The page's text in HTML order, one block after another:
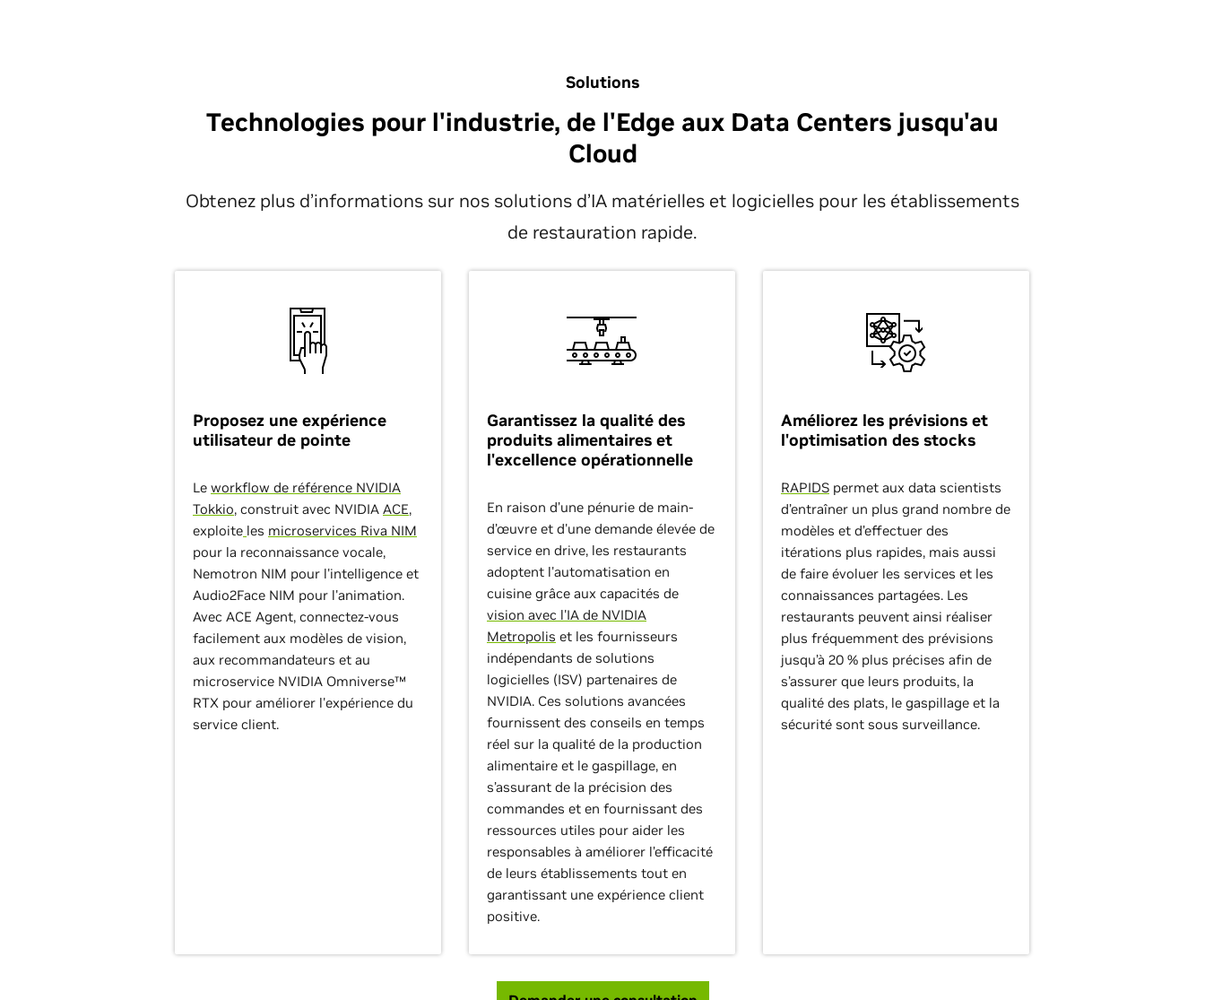
Solutions
Technologies pour l'industrie, de l'Edge aux Data Centers jusqu'au
Cloud
Obtenez plus d’informations sur nos solutions d’IA matérielles et logicielles pour les établissements
de restauration rapide.
Proposez une expérience
utilisateur de pointe
Le workflow de référence NVIDIA
Tokkio, construit avec NVIDIA ACE,
exploite les microservices Riva NIM
pour la reconnaissance vocale,
Nemotron NIM pour l'intelligence et
Audio2Face NIM pour l'animation.
Avec ACE Agent, connectez-vous
facilement aux modèles de vision,
aux recommandateurs et au
microservice NVIDIA Omniverse™
RTX pour améliorer l'expérience du
service client.
Garantissez la qualité des
produits alimentaires et
l'excellence opérationnelle
En raison d’une pénurie de main-
d’œuvre et d'une demande élevée de
service en drive, les restaurants
adoptent l'automatisation en
cuisine grâce aux capacités de
vision avec l'IA de NVIDIA
Metropolis et les fournisseurs
indépendants de solutions
logicielles (ISV) partenaires de
NVIDIA. Ces solutions avancées
fournissent des conseils en temps
réel sur la qualité de la production
alimentaire et le gaspillage, en
s’assurant de la précision des
commandes et en fournissant des
ressources utiles pour aider les
responsables à améliorer l’efficacité
de leurs établissements tout en
garantissant une expérience client
positive.
Améliorez les prévisions et
l'optimisation des stocks
RAPIDSpermet aux data scientists
d’entraîner un plus grand nombre de
modèles et d’effectuer des
itérations plus rapides, mais aussi
de faire évoluer les services et les
connaissances partagées. Les
restaurants peuvent ainsi réaliser
plus fréquemment des prévisions
jusqu’à 20 % plus précises afin de
s’assurer que leurs produits, la
qualité des plats, le gaspillage et la
sécurité sont sous surveillance.